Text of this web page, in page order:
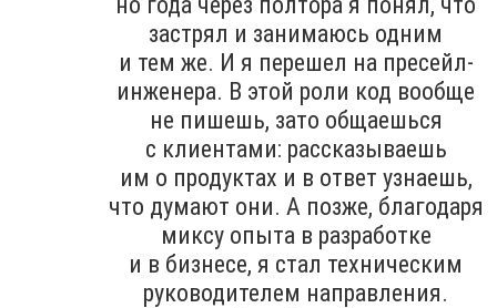
застрял и занимаюсь одним
и тем же. И я перешел на пресейл-
инженера. В этой роли код вообще
не пишешь, зато общаешься
с клиентами: рассказываешь
им о продуктах и в ответ узнаешь,
что думают они. А позже, благодаря
миксу опыта в разработке
и в бизнесе, я стал техническим
руководителем направления.